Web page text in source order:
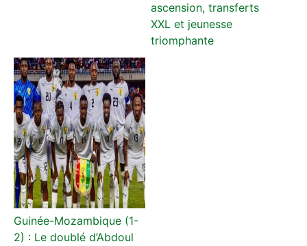
ascension, transferts
XXL et jeunesse
triomphante
Guinée-Mozambique (1-
2) : Le doublé d’Abdoul